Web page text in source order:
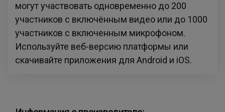
могут участвовать одновременно до 200
участников с включённым видео или до 1000
участников с включенным микрофоном.
Используйте веб-версию платформы или
скачивайте приложения для Android и iOS.